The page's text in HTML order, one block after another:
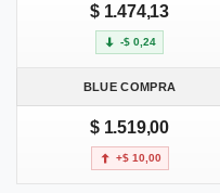
$ 1.474,13
-$ 0,24
BLUE COMPRA
$ 1.519,00
+$ 10,00